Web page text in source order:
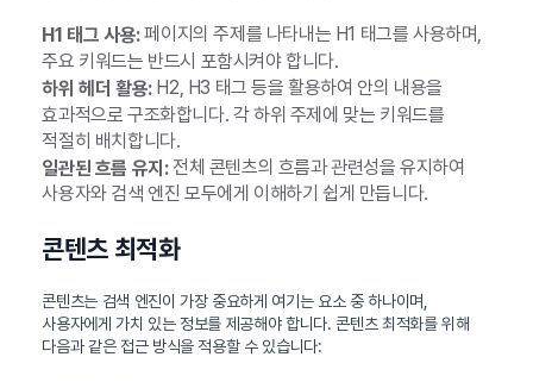
H1 태그 사용:페이지의 주제를 나타내는 H1 태그를 사용하며,
주요 키워드는 반드시 포함시켜야 합니다.
하위 헤더 활용:H2, H3 태그 등을 활용하여 안의 내용을
효과적으로 구조화합니다. 각 하위 주제에 맞는 키워드를
적절히 배치합니다.
일관된 흐름 유지:전체 콘텐츠의 흐름과 관련성을 유지하여
사용자와 검색 엔진 모두에게 이해하기 쉽게 만듭니다.
콘텐츠 최적화
콘텐츠는 검색 엔진이 가장 중요하게 여기는 요소 중 하나이며,
사용자에게 가치 있는 정보를 제공해야 합니다. 콘텐츠 최적화를 위해
다음과 같은 접근 방식을 적용할 수 있습니다: